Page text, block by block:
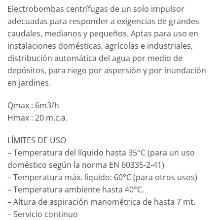
Electrobombas centrífugas de un solo impulsor
adecuadas para responder a exigencias de grandes
caudales, medianos y pequeños. Aptas para uso en
instalaciones domésticas, agrícolas e industriales,
distribución automática del agua por medio de
depósitos, para riego por aspersión y por inundación
en jardines.
Qmax : 6m3/h
Hmax : 20 m.c.a.
LÍMITES DE USO
– Temperatura del líquido hasta 35°C (para un uso
doméstico según la norma EN 60335-2-41)
– Temperatura máx. líquido: 60°C (para otros usos)
– Temperatura ambiente hasta 40°C.
– Altura de aspiración manométrica de hasta 7 mt.
– Servicio continuo